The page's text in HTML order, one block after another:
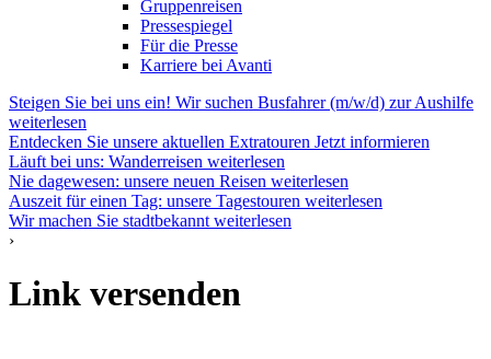
Gruppenreisen
Pressespiegel
Für die Presse
Karriere bei Avanti
Steigen Sie bei uns ein! Wir suchen Busfahrer (m/w/d) zur Aushilfe
weiterlesen
Entdecken Sie unsere aktuellen Extratouren Jetzt informieren
Läuft bei uns: Wanderreisen weiterlesen
Nie dagewesen: unsere neuen Reisen weiterlesen
Auszeit für einen Tag: unsere Tagestouren weiterlesen
Wir machen Sie stadtbekannt weiterlesen
›
Link versenden